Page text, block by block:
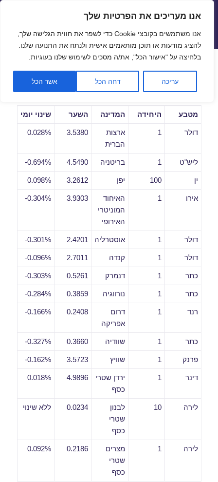
פתח
אנו מעריכים את הפרטיות שלך
אנו משתמשים בקובצי Cookie כדי לשפר את חווית הגלישה שלך,
להציג מודעות או תוכן מותאמים אישית ולנתח את התנועה שלנו.
בלחיצה על "אישור הכל", את/ה מסכים לשימוש שלנו בעוגיות.
עריכה דחה הכל אשר הכל
שערי חליפין יציגים – שער יציג
תפריטים
ווידג'טים
שערי חליפין יומיים לתאריך
23/10/2019
מטבע היחידה המדינה השער שינוי יומי
דולר 1
ארצות
הברית
3.5380
0.028%
ליש"ט 1 בריטניה 4.5490
0.694%-
ין 100 יפן 3.2612
0.098%
אירו 1
האיחוד
המוניטרי
האירופי
3.9303
0.304%-
דולר 1 אוסטרליה 2.4201
0.301%-
דולר 1 קנדה 2.7011
0.096%-
כתר 1 דנמרק 0.5261
0.303%-
כתר 1 נורווגיה 0.3859
0.284%-
רנד 1
דרום
אפריקה
0.2408
0.166%-
כתר 1 שוודיה 0.3660
0.327%-
פרנק 1 שוויץ 3.5723
0.162%-
דינר 1
ירדן שטרי
כסף
4.9896
0.018%
לירה 10
לבנון
שטרי
כסף
0.0234 ללא שינוי
לירה 1
מצרים
שטרי
כסף
0.2186
0.092%